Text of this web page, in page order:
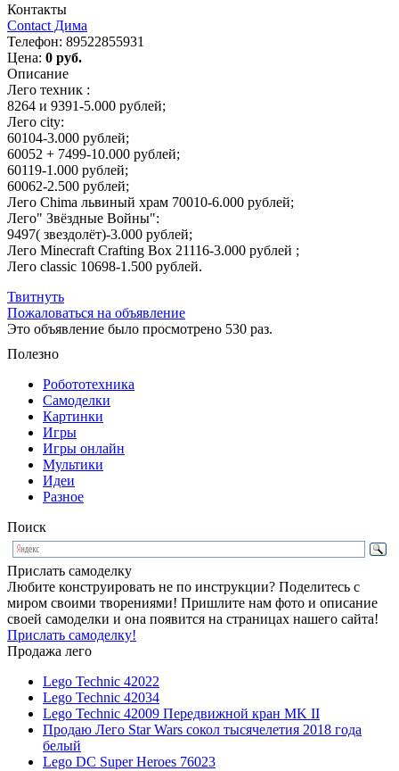
Контакты
Contact Дима
Телефон: 89522855931
Цена: 0 руб.
Описание
Лего техник :
8264 и 9391-5.000 рублей;
Лего city:
60104-3.000 рублей;
60052 + 7499-10.000 рублей;
60119-1.000 рублей;
60062-2.500 рублей;
Лего Chima львиный храм 70010-6.000 рублей;
Лего" Звёздные Войны":
9497( звездолёт)-3.000 рублей;
Лего Minecraft Crafting Box 21116-3.000 рублей ;
Лего classic 10698-1.500 рублей.
Твитнуть
Пожаловаться на объявление
Это объявление было просмотрено 530 раз.
Полезно
Робототехника
Самоделки
Картинки
Игры
Игры онлайн
Мультики
Идеи
Разное
Поиск
Прислать самоделку
Любите конструировать не по инструкции? Поделитесь с
миром своими творениями! Пришлите нам фото и описание
своей самоделки и она появится на страницах нашего сайта!
Прислать самоделку!
Продажа лего
Lego Technic 42022
Lego Technic 42034
Lego Technic 42009 Передвижной кран MK II
Продаю Лего Star Wars сокол тысячелетия 2018 года
белый
Lego DC Super Heroes 76023